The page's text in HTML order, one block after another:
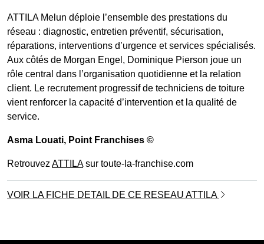
ATTILA Melun déploie l’ensemble des prestations du
réseau : diagnostic, entretien préventif, sécurisation,
réparations, interventions d’urgence et services spécialisés.
Aux côtés de Morgan Engel, Dominique Pierson joue un
rôle central dans l’organisation quotidienne et la relation
client. Le recrutement progressif de techniciens de toiture
vient renforcer la capacité d’intervention et la qualité de
service.
Asma Louati, Point Franchises ©
Retrouvez ATTILAsur toute-la-franchise.com
VOIR LA FICHE DETAIL DE CE RESEAU ATTILA